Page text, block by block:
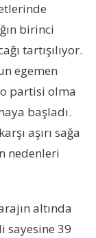
birinci
tartışılıyor.
egemen
partisi olma
başladı.
aşırı sağa
nedenleri
altında
sayesine 39